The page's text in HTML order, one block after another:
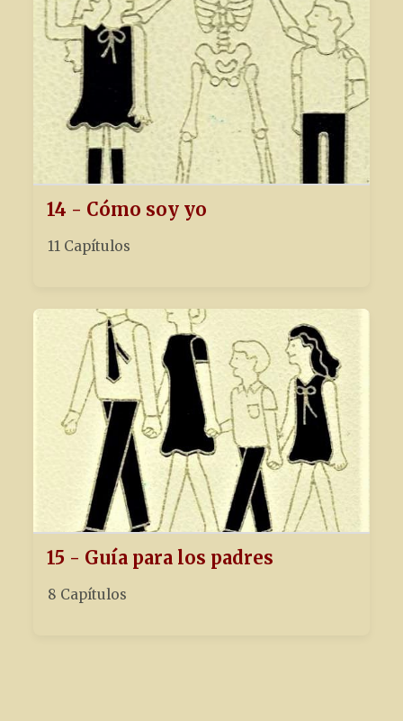
14 - Cómo soy yo
11 Capítulos
15 - Guía para los padres
8 Capítulos